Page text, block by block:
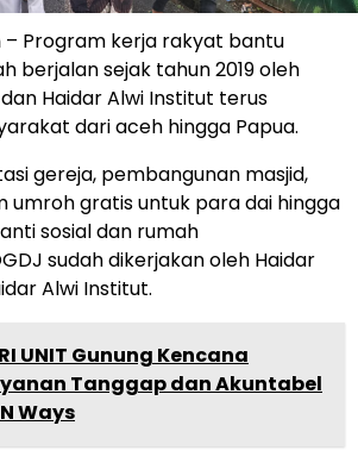
– Program kerja rakyat bantu
berjalan sejak tahun 2019 oleh
Haidar Alwi Institut terus
dari aceh hingga Papua.
gereja, pembangunan masjid,
umroh gratis untuk para dai hingga
sosial dan rumah
sudah dikerjakan oleh Haidar
Alwi Institut.
UNIT Gunung Kencana
Tanggap dan Akuntabel
Ways